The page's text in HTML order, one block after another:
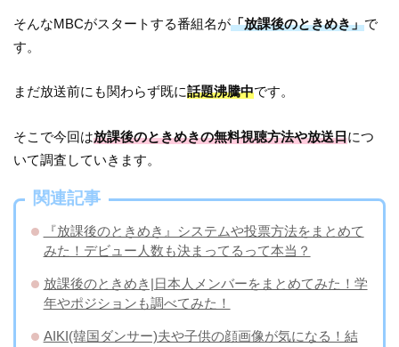
そんなMBCがスタートする番組名が「放課後のときめき」で
す。
まだ放送前にも関わらず既に話題沸騰中です。
そこで今回は放課後のときめきの無料視聴方法や放送日につ
いて調査していきます。
関連記事
『放課後のときめき』システムや投票方法をまとめて
みた！デビュー人数も決まってるって本当？
放課後のときめき|日本人メンバーをまとめてみた！学
年やポジションも調べてみた！
AIKI(韓国ダンサー)夫や子供の顔画像が気になる！結